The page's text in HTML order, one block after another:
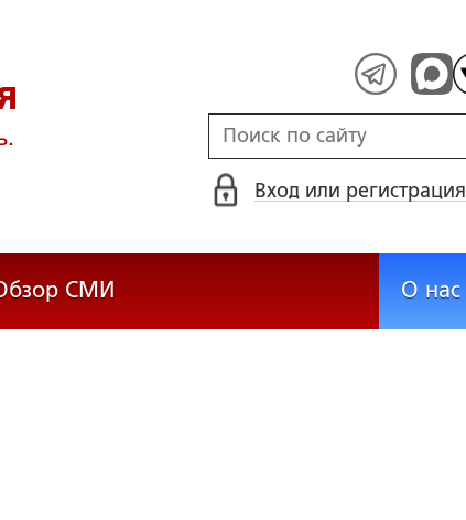
Вход или регистрация
СМИ О нас